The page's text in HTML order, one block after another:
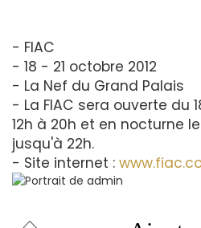
- FIAC
- 18 - 21 octobre 2012
- La Nef du Grand Palais
- La FIAC sera ouverte du
12h à 20h et en nocturne
jusqu'à 22h.
- Site internet :